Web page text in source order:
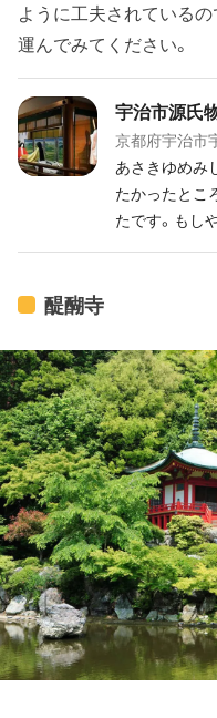
ように工夫されている
運んでみてください。
宇治市源氏
京都府宇治市
あさきゆめみ
たかったとこ
たです。もし
醍醐寺